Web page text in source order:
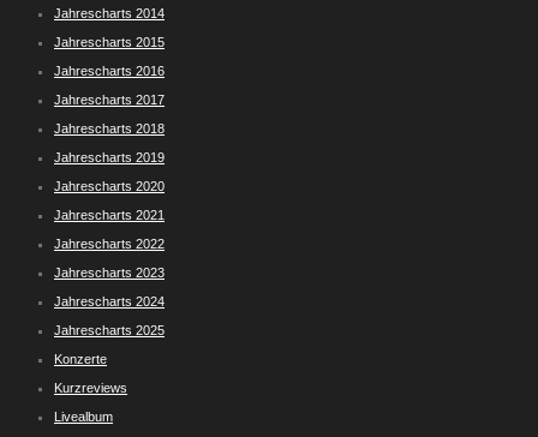
Jahrescharts 2014
Jahrescharts 2015
Jahrescharts 2016
Jahrescharts 2017
Jahrescharts 2018
Jahrescharts 2019
Jahrescharts 2020
Jahrescharts 2021
Jahrescharts 2022
Jahrescharts 2023
Jahrescharts 2024
Jahrescharts 2025
Konzerte
Kurzreviews
Livealbum